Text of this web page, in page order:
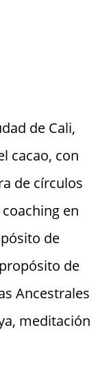
de Cali,
cacao, con
de círculos
en
de
de
Ancestrales
meditación